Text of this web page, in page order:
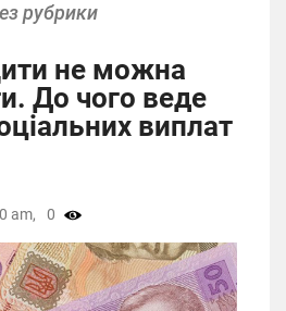
рубрики
не можна
До чого веде
виплат
am, 0